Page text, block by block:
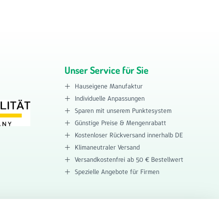
Unser Service für Sie
Hauseigene Manufaktur
Individuelle Anpassungen
Sparen mit unserem Punktesystem
Günstige Preise & Mengenrabatt
Kostenloser Rückversand innerhalb DE
Klimaneutraler Versand
Versandkostenfrei ab 50 € Bestellwert
Spezielle Angebote für Firmen